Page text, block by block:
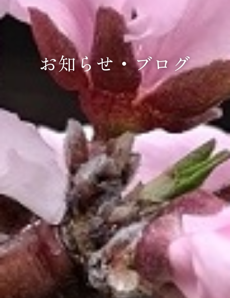
お知らせ・ブログ